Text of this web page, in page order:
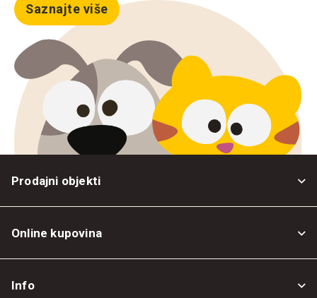
Saznajte više
Prodajni objekti
Online kupovina
Info